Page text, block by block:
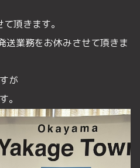
頂きます。
業務をお休みさせて頂きま
が
。